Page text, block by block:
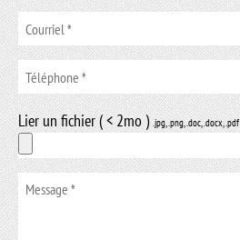
Lier un fichier ( < 2mo ).jpg, .png, .doc, .docx, .pdf